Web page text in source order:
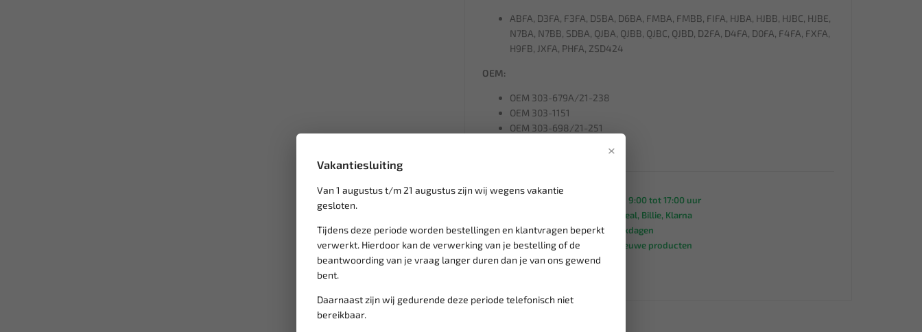
×
Vakantiesluiting
Van 1 augustus t/m 21 augustus zijn wij wegens vakantie
gesloten.
Tijdens deze periode worden bestellingen en klantvragen beperkt
verwerkt. Hierdoor kan de verwerking van je bestelling of de
beantwoording van je vraag langer duren dan je van ons gewend
bent.
Daarnaast zijn wij gedurende deze periode telefonisch niet
bereikbaar.
ABFA, D3FA, F3FA, D5BA, D6BA, FMBA, FMBB, FIFA, HJBA, HJBB, HJBC, HJBE,
N7BA, N7BB, SDBA, QJBA, QJBB, QJBC, QJBD, D2FA, D4FA, D0FA, F4FA, FXFA,
H9FB, JXFA, PHFA, ZSD424
OEM:
OEM 303-679A/21-238
OEM 303-1151
OEM 303-698/21-251
werkdagen van 9:00 tot 17:00 uur
o.a. iDeal, Billie, Klarna
Verzending:gemiddeld 1-3 werkdagen
Groot assortiment,wekelijks nieuwe producten
Lage verzendkosten NL€ 6,95